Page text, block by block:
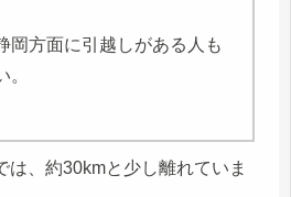
岡方面に引越しがある人も
は、約30kmと少し離れていま